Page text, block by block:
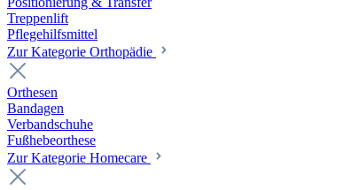
Treppenlift
Pflegehilfsmittel
Zur Kategorie Orthopädie
Orthesen
Bandagen
Verbandschuhe
Fußhebeorthese
Zur Kategorie Homecare